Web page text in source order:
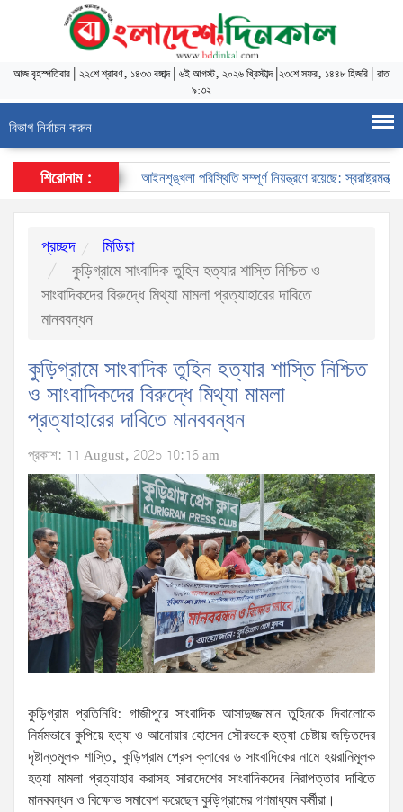
আজবৃহস্পতিবার ২২শে শ্রাবণ, ১৪৩৩ বঙ্গাব্দ| ৬ই আগস্ট, ২০২৬ খ্রিস্টাব্দ| ২৩শে সফর, ১৪৪৮ হিজরি রাত
৯:৩২
বিভাগ নির্বাচন করুন
শিরোনাম : আইনশৃঙ্খলা পরিস্থিতি সম্পূর্ণ নিয়ন্ত্রণে রয়েছে: স্বরাষ্ট্রমন্ত্রী
প্রচ্ছদ
মিডিয়া
কুড়িগ্রামে সাংবাদিক তুহিন হত্যার শাস্তি নিশ্চিত ও
সাংবাদিকদের বিরুদ্ধে মিথ্যা মামলা প্রত্যাহারের দাবিতে
মানববন্ধন
কুড়িগ্রামে সাংবাদিক তুহিন হত্যার শাস্তি নিশ্চিত
ও সাংবাদিকদের বিরুদ্ধে মিথ্যা মামলা
প্রত্যাহারের দাবিতে মানববন্ধন
প্রকাশ: 11 August, 2025 10:16 am
কুড়িগ্রাম প্রতিনিধি: গাজীপুরে সাংবাদিক আসাদুজ্জামান তুহিনকে দিবালোকে
নির্মমভাবে কুপিয়ে হত্যা ও আনোয়ার হোসেন সৌরভকে হত্যা চেষ্টায় জড়িতদের
দৃষ্টান্তমূলক শাস্তি, কুড়িগ্রাম প্রেস ক্লাবের ৬ সাংবাদিকের নামে হয়রানিমূলক
হত্যা মামলা প্রত্যাহার করাসহ সারাদেশের সাংবাদিকদের নিরাপত্তার দাবিতে
মানববন্ধন ও বিক্ষোভ সমাবেশ করেছেন কুড়িগ্রামের গণমাধ্যম কর্মীরা।